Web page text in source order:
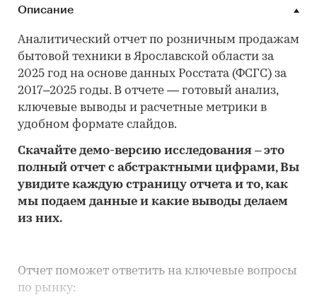
Описание
Аналитический отчет по розничным продажам
бытовой техники в Ярославской области за
2025 год на основе данных Росстата (ФСГС) за
2017–2025 годы. В отчете — готовый анализ,
ключевые выводы и расчетные метрики в
удобном формате слайдов.
Скачайте демо-версию исследования – это
полный отчет с абстрактными цифрами, Вы
увидите каждую страницу отчета и то,как
мы подаем данные и какие выводы делаем
из них.
Отчет поможет ответить на ключевые вопросы
по рынку: